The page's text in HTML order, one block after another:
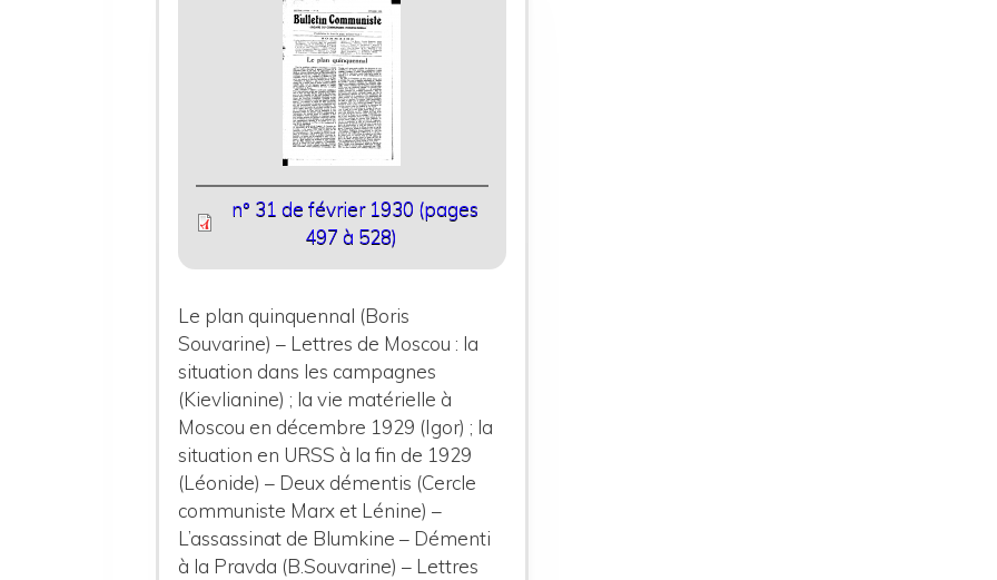
n° 31 de février 1930 (pages
497 à 528)
Le plan quinquennal (Boris
Souvarine) – Lettres de Moscou : la
situation dans les campagnes
(Kievlianine) ; la vie matérielle à
Moscou en décembre 1929 (Igor) ; la
situation en URSS à la fin de 1929
(Léonide) – Deux démentis (Cercle
communiste Marx et Lénine) –
L’assassinat de Blumkine – Démenti
à la Pravda (B.Souvarine) – Lettres